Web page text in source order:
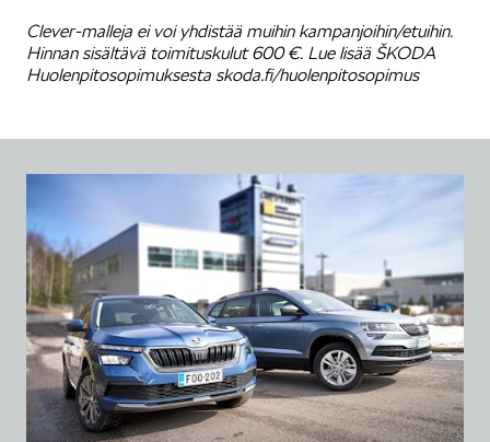
Clever-malleja ei voi yhdistää muihin kampanjoihin/etuihin.
Hinnan sisältävä toimituskulut 600 €. Lue lisää ŠKODA
Huolenpitosopimuksesta skoda.fi/huolenpitosopimus